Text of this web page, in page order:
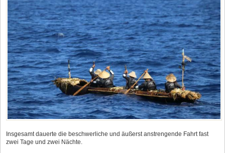
Insgesamt dauerte die beschwerliche und äußerst anstrengende Fahrt fast
zwei Tage und zwei Nächte.